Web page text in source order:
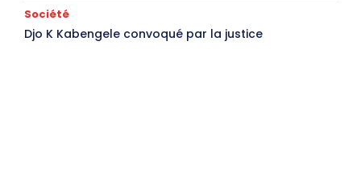
Société
Djo K Kabengele convoqué par la justice